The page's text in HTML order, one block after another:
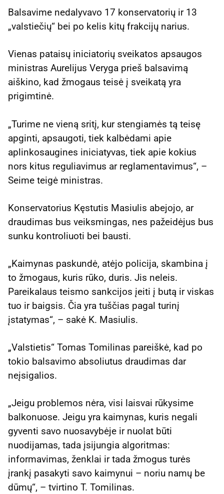
Balsavime nedalyvavo 17 konservatorių ir 13
„valstiečių“ bei po kelis kitų frakcijų narius.
Vienas pataisų iniciatorių sveikatos apsaugos
ministras Aurelijus Veryga prieš balsavimą
aiškino, kad žmogaus teisė į sveikatą yra
prigimtinė.
„Turime ne vieną sritį, kur stengiamės tą teisę
apginti, apsaugoti, tiek kalbėdami apie
aplinkosaugines iniciatyvas, tiek apie kokius
nors kitus reguliavimus ar reglamentavimus“, –
Seime teigė ministras.
Konservatorius Kęstutis Masiulis abejojo, ar
draudimas bus veiksmingas, nes pažeidėjus bus
sunku kontroliuoti bei bausti.
„Kaimynas paskundė, atėjo policija, skambina į
to žmogaus, kuris rūko, duris. Jis neleis.
Pareikalaus teismo sankcijos įeiti į butą ir viskas
tuo ir baigsis. Čia yra tuščias pagal turinį
įstatymas“, – sakė K. Masiulis.
„Valstietis“ Tomas Tomilinas pareiškė, kad po
tokio balsavimo absoliutus draudimas dar
neįsigalios.
„Jeigu problemos nėra, visi laisvai rūkysime
balkonuose. Jeigu yra kaimynas, kuris negali
gyventi savo nuosavybėje ir nuolat būti
nuodijamas, tada įsijungia algoritmas:
informavimas, ženklai ir tada žmogus turės
įrankį pasakyti savo kaimynui – noriu namų be
dūmų“, – tvirtino T. Tomilinas.